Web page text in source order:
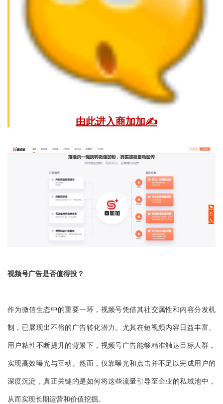
由此进入商加加✍
视频号广告是否值得投？
作为微信生态中的重要一环，视频号凭借其社交属性和内容分发机
制，已展现出不俗的广告转化潜力。尤其在短视频内容日益丰富、
用户粘性不断提升的背景下，视频号广告能够精准触达目标人群，
实现高效曝光与互动。然而，仅靠曝光和点击并不足以完成用户的
深度沉淀，真正关键的是如何将这些流量引导至企业的私域池中，
从而实现长期运营和价值挖掘。